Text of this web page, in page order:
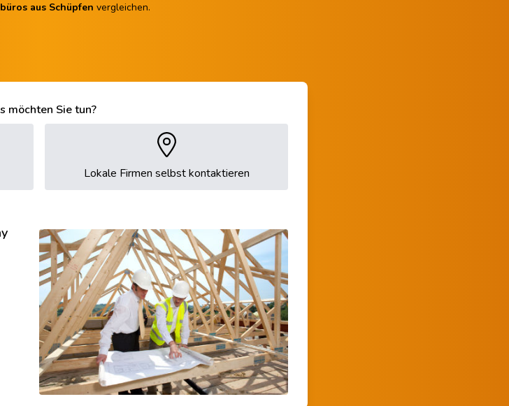
aus Schüpfen vergleichen.
möchten Sie tun?
Lokale Firmen selbst kontaktieren